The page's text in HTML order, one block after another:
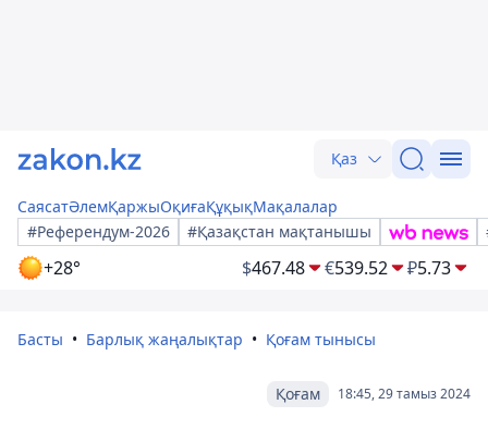
Қаз
СаясатӘлемҚаржыОқиғаҚұқықМақалалар
#Референдум-2026
#Қазақстан мақтанышы
+28° $467.48 €539.52 ₽5.73
Басты Барлық жаңалықтар Қоғам тынысы
18:45, 29 тамыз 2024
Қоғам